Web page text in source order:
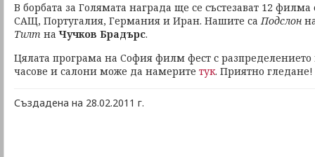
В борбата за Голямата награда ще се състезават 12
САЩ, Португалия, Германия и Иран. Нашите саПодслон
Тилт наЧучков Брадърс.
Цялата програма на София филм фест с
часове и салони може да намерите тук. Приятно гледане!
Създадена на 28.02.2011 г.